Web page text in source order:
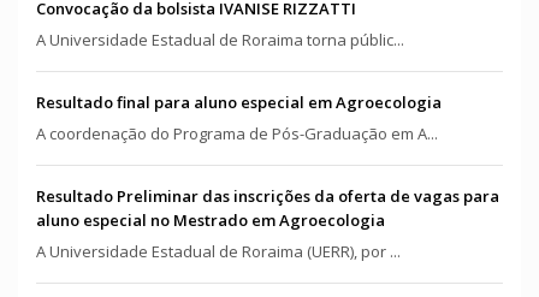
Convocação da bolsista IVANISE RIZZATTI
A Universidade Estadual de Roraima torna públic...
Resultado final para aluno especial em Agroecologia
A coordenação do Programa de Pós-Graduação em A...
Resultado Preliminar das inscrições da oferta de vagas para
aluno especial no Mestrado em Agroecologia
A Universidade Estadual de Roraima (UERR), por ...